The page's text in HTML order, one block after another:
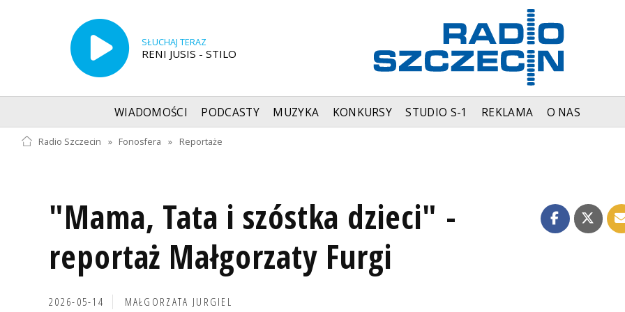
SŁUCHAJ TERAZ
RENI JUSIS - STILO
WIADOMOŚCI PODCASTY MUZYKA KONKURSY STUDIO S-1 REKLAMA O NAS
Radio Szczecin » Fonosfera » Reportaże
"Mama, Tata i szóstka dzieci" -
reportaż Małgorzaty Furgi
2026-05-14 MAŁGORZATA JURGIEL